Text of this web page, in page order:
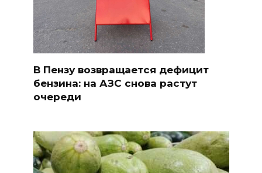
В Пензу возвращается дефицит
бензина: на АЗС снова растут
очереди